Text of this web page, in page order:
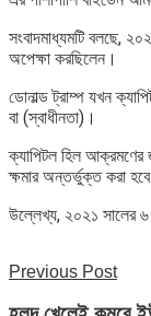
সংবাদমাধ্যমটি বলছে,
অপেক্ষা করছিলেন।
ডোনাল্ড ট্রাম্প যখন
বা (স্বাধীনতা)।
ক্যাপিটল হিল আক্রমণের
ক্ষমার অন্তর্ভুক্ত করা
উল্লেখ্য, ২০২১ সালের ৬
Previous Post